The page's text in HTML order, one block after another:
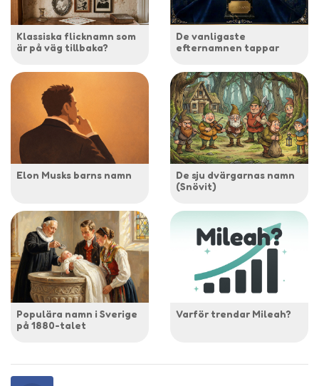
Klassiska flicknamn som
är på väg tillbaka?
De vanligaste
efternamnen tappar
Elon Musks barns namn
De sju dvärgarnas namn
(Snövit)
Populära namn i Sverige
på 1880-talet
Varför trendar Mileah?